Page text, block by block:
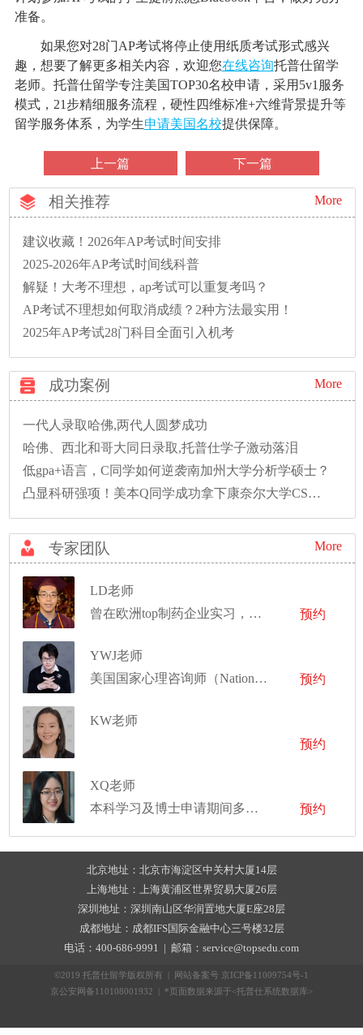
准备。
如果您对28门AP考试将停止使用纸质考试形式感兴
趣，想要了解更多相关内容，欢迎您在线咨询托普仕留学
老师。托普仕留学专注美国TOP30名校申请，采用5v1服务
模式，21步精细服务流程，硬性四维标准+六维背景提升等
留学服务体系，为学生申请美国名校提供保障。
上一篇 下一篇
相关推荐 More
建议收藏！2026年AP考试时间安排
2025-2026年AP考试时间线科普
解疑！大考不理想，ap考试可以重复考吗？
AP考试不理想如何取消成绩？2种方法最实用！
2025年AP考试28门科目全面引入机考
成功案例 More
一代人录取哈佛,两代人圆梦成功
哈佛、西北和哥大同日录取,托普仕学子激动落泪
低gpa+语言，C同学如何逆袭南加州大学分析学硕士？
凸显科研强项！美本Q同学成功拿下康奈尔大学CS硕士录取！
专家团队 More
LD老师
曾在欧洲top制药企业实习，任职高级数据科学家
预约
YWJ老师
美国国家心理咨询师（National Certified Counselor），曾发表一篇一作SCI，俩篇共一SCI。
预约
KW老师
预约
XQ老师
本科学习及博士申请期间多次获得学术奖项，科研经历丰富
预约
北京地址：北京市海淀区中关村大厦14层
上海地址：上海黄浦区世界贸易大厦26层
深圳地址：深圳南山区华润置地大厦E座28层
成都地址：成都IFS国际金融中心三号楼32层
电话：400-686-9991 | 邮箱：service@topsedu.com
©2019 托普仕留学版权所有 | 网站备案号 京ICP备11009754号-1
京公安网备110108001932 | *页面数据来源于<托普仕系统数据库>